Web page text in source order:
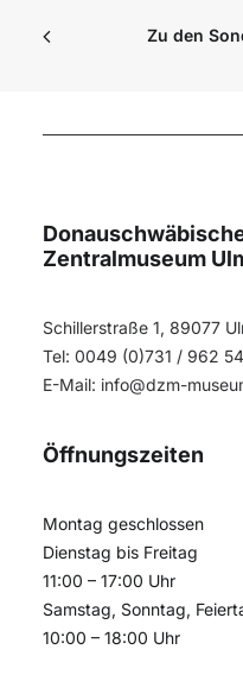
Zu den
Zentralmuseum
Schillerstraße 1, 89077
Tel: 0049 (0)731 / 962
E-Mail: info@dzm-
Öffnungszeiten
Montag geschlossen
Dienstag bis Freitag
11:00 – 17:00 Uhr
Samstag, Sonntag,
10:00 – 18:00 Uhr